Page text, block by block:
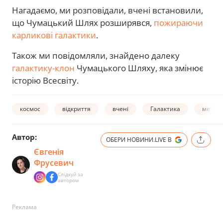
Нагадаємо, ми розповідали, вчені встановили,
що Чумацький Шлях розширявся, пожираючи
карликові галактики.
Також ми повідомляли, знайдено далеку
галактику-клон Чумацького Шляху, яка змінює
історію Всесвіту.
космос відкриття вчені Галактика метал
Автор:
Євгенія
Фрусевич
Слідкуй за
автором
ОБЕРИ НОВИНИ.LIVE В
Реклама